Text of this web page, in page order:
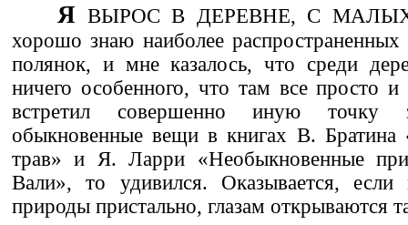
Я ВЫРОС В ДЕРЕВНЕ, С МАЛЫХ
хорошо знаю наиболее
полянок, и мне казалось, что среди
ничего особенного, что там все просто
встретил совершенно иную точку
обыкновенные вещи в книгах В. Братина
трав» и Я. Ларри «Необыкновенные
Вали», то удивился. Оказывается, если
природы пристально, глазам открываются